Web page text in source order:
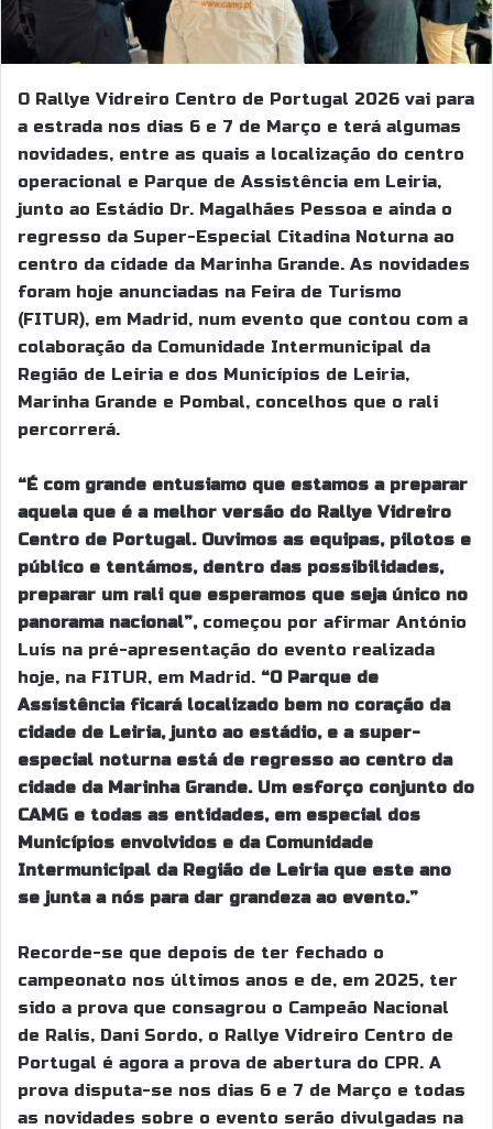
O Rallye Vidreiro Centro de Portugal 2026 vai para
a estrada nos dias 6 e 7 de Março e terá algumas
novidades, entre as quais a localização do centro
operacional e Parque de Assistência em Leiria,
junto ao Estádio Dr. Magalhães Pessoa e ainda o
regresso da Super-Especial Citadina Noturna ao
centro da cidade da Marinha Grande. As novidades
foram hoje anunciadas na Feira de Turismo
(FITUR), em Madrid, num evento que contou com a
colaboração da Comunidade Intermunicipal da
Região de Leiria e dos Municípios de Leiria,
Marinha Grande e Pombal, concelhos que o rali
percorrerá.
“É com grande entusiamo que estamos a preparar
aquela que é a melhor versão do Rallye Vidreiro
Centro de Portugal. Ouvimos as equipas, pilotos e
público e tentámos, dentro das possibilidades,
preparar um rali que esperamos que seja único no
panorama nacional”,começou por afirmar António
Luís na pré-apresentação do evento realizada
hoje, na FITUR, em Madrid. “O Parque de
Assistência ficará localizado bem no coração da
cidade de Leiria, junto ao estádio, e a super-
especial noturna está de regresso ao centro da
cidade da Marinha Grande. Um esforço conjunto do
CAMG e todas as entidades, em especial dos
Municípios envolvidos e da Comunidade
Intermunicipal da Região de Leiria que este ano
se junta a nós para dar grandeza ao evento.”
Recorde-se que depois de ter fechado o
campeonato nos últimos anos e de, em 2025, ter
sido a prova que consagrou o Campeão Nacional
de Ralis, Dani Sordo, o Rallye Vidreiro Centro de
Portugal é agora a prova de abertura do CPR. A
prova disputa-se nos dias 6 e 7 de Março e todas
as novidades sobre o evento serão divulgadas na